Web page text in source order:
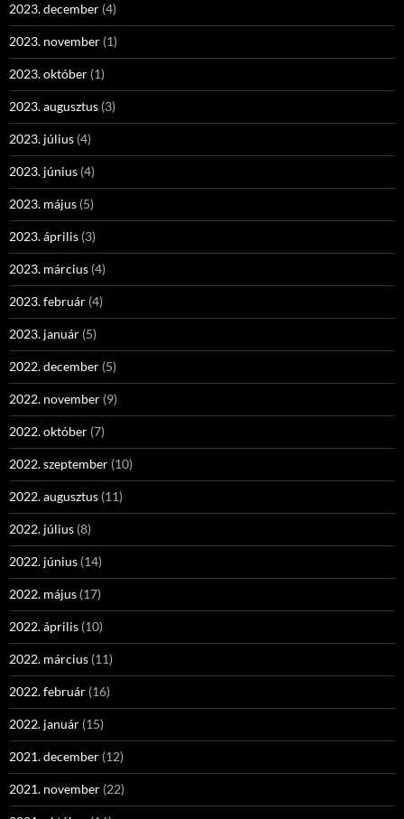
2023. december (4)
2023. november (1)
2023. október (1)
2023. augusztus (3)
2023. július (4)
2023. június (4)
2023. május (5)
2023. április (3)
2023. március (4)
2023. február (4)
2023. január (5)
2022. december (5)
2022. november (9)
2022. október (7)
2022. szeptember (10)
2022. augusztus (11)
2022. július (8)
2022. június (14)
2022. május (17)
2022. április (10)
2022. március (11)
2022. február (16)
2022. január (15)
2021. december (12)
2021. november (22)